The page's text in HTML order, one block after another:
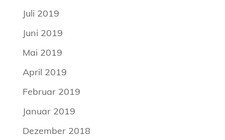
Juli 2019
Juni 2019
Mai 2019
April 2019
Februar 2019
Januar 2019
Dezember 2018